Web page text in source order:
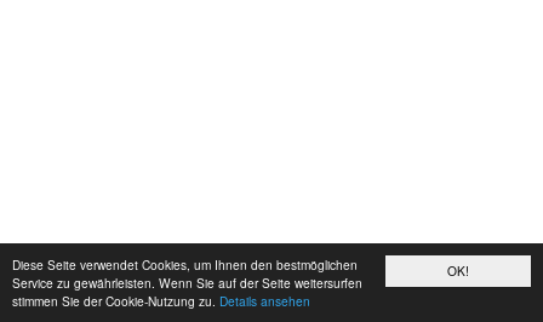
OK!
Diese Seite verwendet Cookies, um Ihnen den bestmöglichen
Service zu gewährleisten. Wenn Sie auf der Seite weitersurfen
stimmen Sie der Cookie-Nutzung zu. Details ansehen